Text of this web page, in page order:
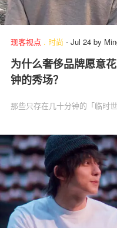
现客视点 . 时尚 - Jul 24 by
为什么奢侈品牌愿意
钟的秀场？
那些只存在几十分钟的「临时